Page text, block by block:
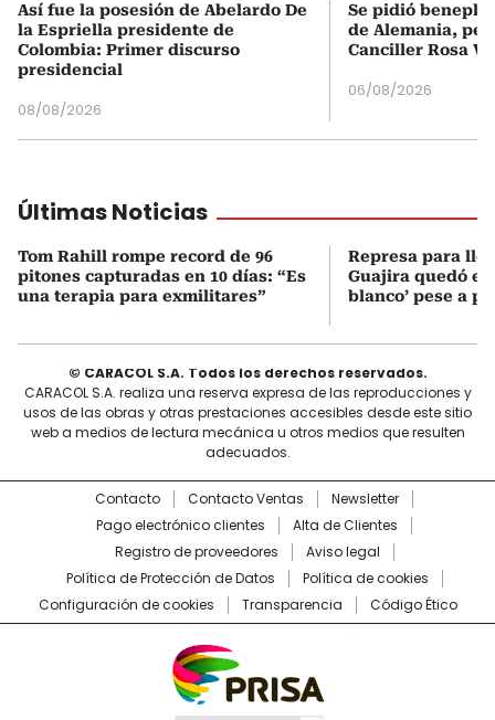
Así fue la posesión de Abelardo De
la Espriella presidente de
Colombia: Primer discurso
presidencial
08/08/2026
Se pidió
de Alemania,
Canciller Rosa
06/08/2026
Últimas Noticias
Tom Rahill rompe record de 96
pitones capturadas en 10 días: “Es
una terapia para exmilitares”
Represa para
Guajira quedó en
blanco’ pese a
© CARACOL S.A. Todos los derechos reservados.
CARACOL S.A. realiza una reserva expresa de las reproducciones y
usos de las obras y otras prestaciones accesibles desde este sitio
web a medios de lectura mecánica u otros medios que resulten
adecuados.
Contacto Contacto Ventas
Newsletter
Pago electrónico clientes
Alta de Clientes
Registro de proveedores
Aviso legal
Política de Protección de Datos
Política de cookies
Configuración de cookies
Transparencia Código Ético